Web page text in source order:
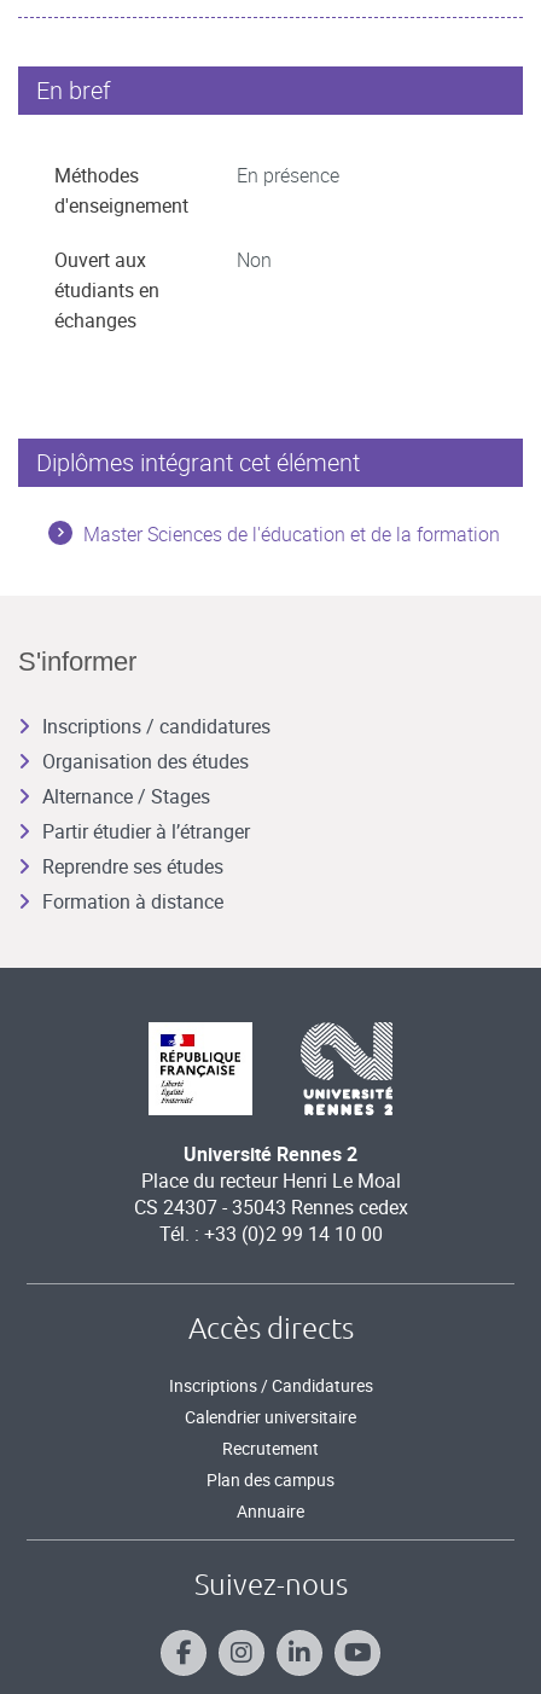
En bref
Méthodes
d'enseignement
En présence
Ouvert aux
étudiants en
échanges
Non
Diplômes intégrant cet élément
Master Sciences de l'éducation et de la formation
S'informer
Inscriptions / candidatures
Organisation des études
Alternance / Stages
Partir étudier à l’étranger
Reprendre ses études
Formation à distance
Université Rennes 2
Place du recteur Henri Le Moal
CS 24307 - 35043 Rennes cedex
Tél. : +33 (0)2 99 14 10 00
Accès directs
Inscriptions / Candidatures
Calendrier universitaire
Recrutement
Plan des campus
Annuaire
Suivez-nous